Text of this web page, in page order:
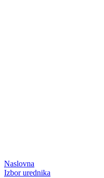
Naslovna
Izbor urednika